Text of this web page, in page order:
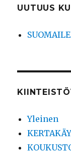
UUTUUS
Yleinen